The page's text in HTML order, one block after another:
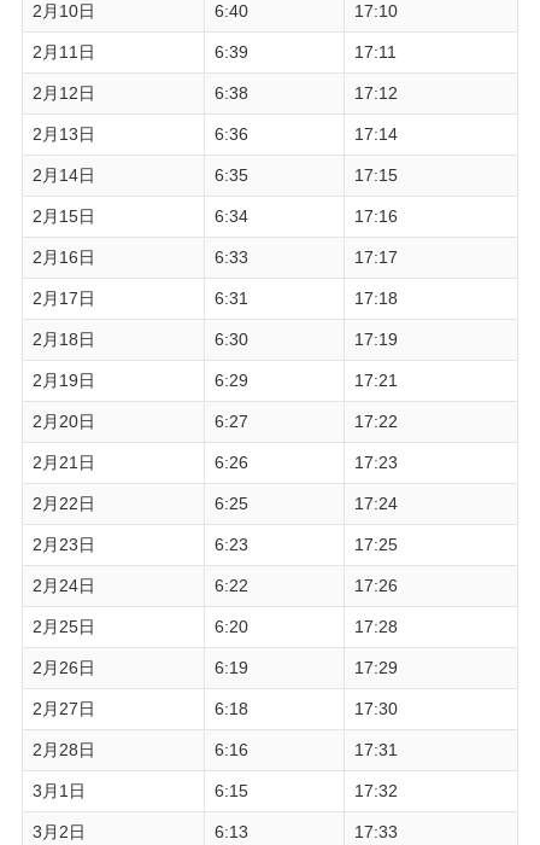
2月10日 6:40 17:10
2月11日 6:39 17:11
2月12日 6:38 17:12
2月13日 6:36 17:14
2月14日 6:35 17:15
2月15日 6:34 17:16
2月16日 6:33 17:17
2月17日 6:31 17:18
2月18日 6:30 17:19
2月19日 6:29 17:21
2月20日 6:27 17:22
2月21日 6:26 17:23
2月22日 6:25 17:24
2月23日 6:23 17:25
2月24日 6:22 17:26
2月25日 6:20 17:28
2月26日 6:19 17:29
2月27日 6:18 17:30
2月28日 6:16 17:31
3月1日 6:15 17:32
3月2日 6:13 17:33